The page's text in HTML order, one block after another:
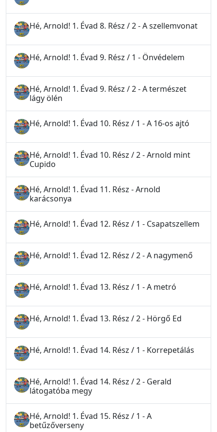
Hé, Arnold! 1. Évad 8. Rész / 2 - A szellemvonat
Hé, Arnold! 1. Évad 9. Rész / 1 - Önvédelem
Hé, Arnold! 1. Évad 9. Rész / 2 - A természet
lágy ölén
Hé, Arnold! 1. Évad 10. Rész / 1 - A 16-os ajtó
Hé, Arnold! 1. Évad 10. Rész / 2 - Arnold mint
Cupido
Hé, Arnold! 1. Évad 11. Rész - Arnold
karácsonya
Hé, Arnold! 1. Évad 12. Rész / 1 - Csapatszellem
Hé, Arnold! 1. Évad 12. Rész / 2 - A nagymenő
Hé, Arnold! 1. Évad 13. Rész / 1 - A metró
Hé, Arnold! 1. Évad 13. Rész / 2 - Hörgő Ed
Hé, Arnold! 1. Évad 14. Rész / 1 - Korrepetálás
Hé, Arnold! 1. Évad 14. Rész / 2 - Gerald
látogatóba megy
Hé, Arnold! 1. Évad 15. Rész / 1 - A
betűzőverseny